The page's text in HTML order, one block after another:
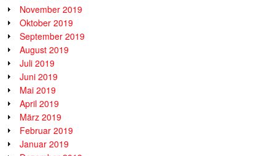
November 2019
Oktober 2019
September 2019
August 2019
Juli 2019
Juni 2019
Mai 2019
April 2019
März 2019
Februar 2019
Januar 2019